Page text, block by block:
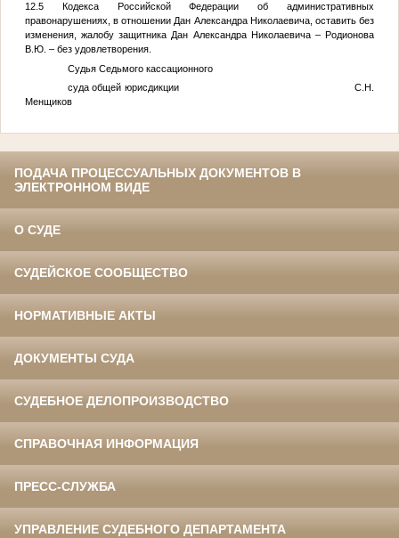
12.5 Кодекса Российской Федерации об административных
правонарушениях, в отношении Дан Александра Николаевича, оставить без
изменения, жалобу защитника Дан Александра Николаевича – Родионова
В.Ю. – без удовлетворения.
Судья Седьмого кассационного
суда общей юрисдикции С.Н.
Менщиков
ПОДАЧА ПРОЦЕССУАЛЬНЫХ ДОКУМЕНТОВ В
ЭЛЕКТРОННОМ ВИДЕ
О СУДЕ
СУДЕЙСКОЕ СООБЩЕСТВО
НОРМАТИВНЫЕ АКТЫ
ДОКУМЕНТЫ СУДА
СУДЕБНОЕ ДЕЛОПРОИЗВОДСТВО
СПРАВОЧНАЯ ИНФОРМАЦИЯ
ПРЕСС-СЛУЖБА
УПРАВЛЕНИЕ СУДЕБНОГО ДЕПАРТАМЕНТА